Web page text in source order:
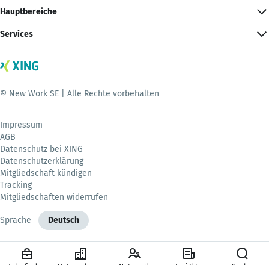
Hauptbereiche
Services
© New Work SE | Alle Rechte vorbehalten
Impressum
AGB
Datenschutz bei XING
Datenschutzerklärung
Mitgliedschaft kündigen
Tracking
Mitgliedschaften widerrufen
Sprache Deutsch